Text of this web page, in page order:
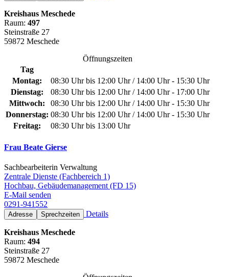
Kreishaus Meschede
Raum: 497
Steinstraße 27
59872 Meschede
Öffnungszeiten
Tag
Montag:
08:30 Uhr bis 12:00 Uhr / 14:00 Uhr - 15:30 Uhr
Dienstag:
08:30 Uhr bis 12:00 Uhr / 14:00 Uhr - 17:00 Uhr
Mittwoch:
08:30 Uhr bis 12:00 Uhr / 14:00 Uhr - 15:30 Uhr
Donnerstag: 08:30 Uhr bis 12:00 Uhr / 14:00 Uhr - 15:30 Uhr
Freitag:
08:30 Uhr bis 13:00 Uhr
Frau Beate Gierse
Sachbearbeiterin Verwaltung
Zentrale Dienste (Fachbereich 1)
Hochbau, Gebäudemanagement (FD 15)
E-Mail senden
0291-941552
Adresse Sprechzeiten Details
Kreishaus Meschede
Raum: 494
Steinstraße 27
59872 Meschede